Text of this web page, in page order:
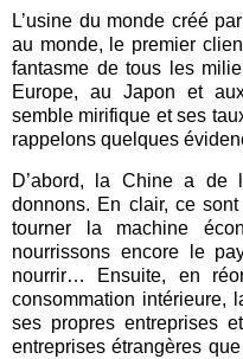
L’usine du monde créé
au monde, le premier
fantasme de tous les
Europe, au Japon et
semble mirifique et ses
rappelons quelques
D’abord, la Chine a de
donnons. En clair, ce
tourner la machine
nourrissons encore le
nourrir… Ensuite, en
consommation intérieure,
ses propres entreprises
entreprises étrangères